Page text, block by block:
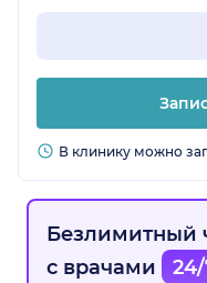
В клинику можно
Безлимитный
с врачами